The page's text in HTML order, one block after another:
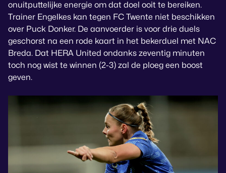
onuitputtelijke energie om dat doel ooit te bereiken.
Trainer Engelkes kan tegen FC Twente niet beschikken
over Puck Donker. De aanvoerder is voor drie duels
geschorst na een rode kaart in het bekerduel met NAC
Breda. Dat HERA United ondanks zeventig minuten
toch nog wist te winnen (2-3) zal de ploeg een boost
geven.